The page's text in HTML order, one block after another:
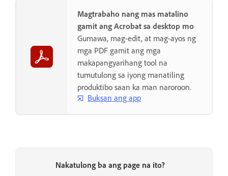
Magtrabaho nang mas matalino
gamit ang Acrobat sa desktop mo
Gumawa, mag-edit, at mag-ayos ng
mga PDF gamit ang mga
makapangyarihang tool na
tumutulong sa iyong manatiling
produktibo saan ka man naroroon.
Buksan ang app
Nakatulong ba ang page na ito?